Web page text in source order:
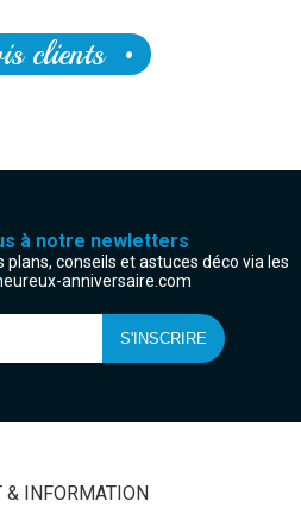
clients
à notre newletters
conseils et astuces déco via les
anniversaire.com
& INFORMATION